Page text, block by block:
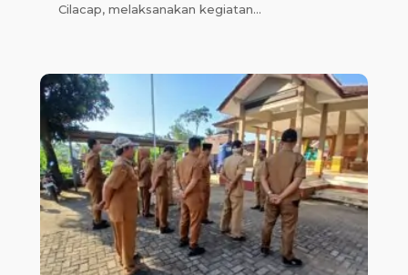
Cilacap, melaksanakan kegiatan...